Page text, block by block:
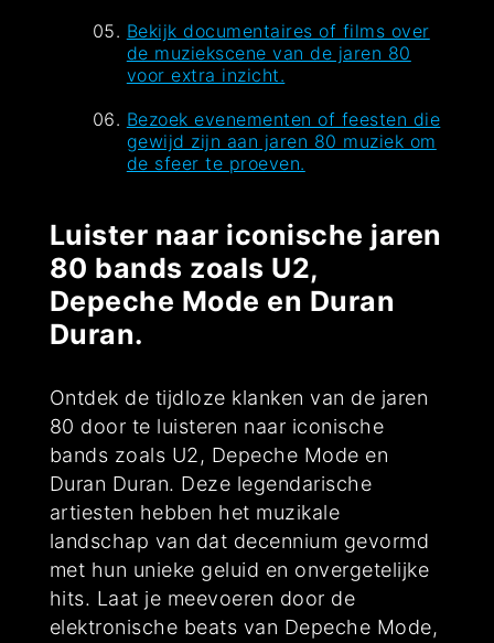
Bekijk documentaires of films over
de muziekscene van de jaren 80
voor extra inzicht.
Bezoek evenementen of feesten die
gewijd zijn aan jaren 80 muziek om
de sfeer te proeven.
Luister naar iconische jaren
80 bands zoals U2,
Depeche Mode en Duran
Duran.
Ontdek de tijdloze klanken van de jaren
80 door te luisteren naar iconische
bands zoals U2, Depeche Mode en
Duran Duran. Deze legendarische
artiesten hebben het muzikale
landschap van dat decennium gevormd
met hun unieke geluid en onvergetelijke
hits. Laat je meevoeren door de
elektronische beats van Depeche Mode,